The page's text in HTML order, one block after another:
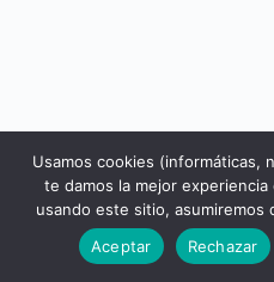
libros.eco © - Desde
Devoluciones y reembolsos|
Usamos cookies (informáticas,
te damos la mejor experiencia
usando este sitio, asumiremos
Aceptar
Rechazar